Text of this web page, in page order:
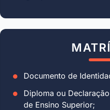
Documento de
Diploma ou
de Ensino Superior;